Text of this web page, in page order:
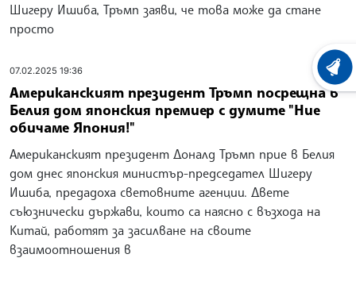
Шигеру Ишиба, Тръмп заяви, че това може да стане
просто
07.02.2025 19:36
Американският президент Тръмп посрещна в
Белия дом японския премиер с думите "Ние
обичаме Япония!"
Американският президент Доналд Тръмп прие в Белия
дом днес японския министър-председател Шигеру
Ишиба, предадоха световните агенции. Двете
съюзнически държави, които са наясно с възхода на
Китай, работят за засилване на своите
взаимоотношения в